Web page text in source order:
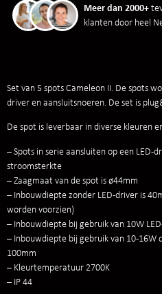
Meer dan 2000+
klanten door heel
Set van 5 spots Cameleon II. De spots
driver en aansluitsnoeren. De set is
De spot is leverbaar in diverse kleuren
– Spots in serie aansluiten op een LED-
stroomsterkte
– Zaagmaat van de spot is ø44mm
– Inbouwdiepte zonder LED-driver is
worden voorzien)
– Inbouwdiepte bij gebruik van 10W
– Inbouwdiepte bij gebruik van 10-16W
100mm
– Kleurtemperatuur 2700K
– IP 44